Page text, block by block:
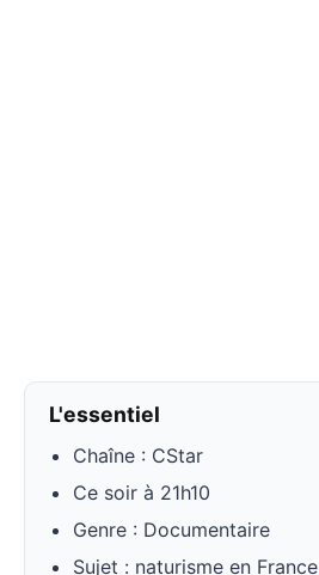
L'essentiel
Chaîne : CStar
Ce soir à 21h10
Genre : Documentaire
Sujet : naturisme en France